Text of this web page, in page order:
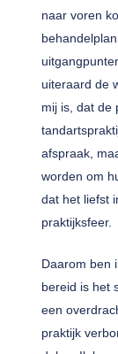
naar voren
uiteraard de
mij is, dat de
afspraak,
worden om
dat het liefst
praktijksfeer.
Daarom ben
bereid is het
een
praktijk